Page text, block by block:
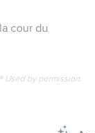
cour du
Used by permission.